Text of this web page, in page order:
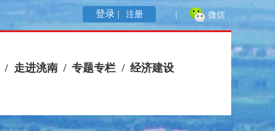
微信
登录 | 注册
/ 走进洮南 / 专题专栏 / 经济建设